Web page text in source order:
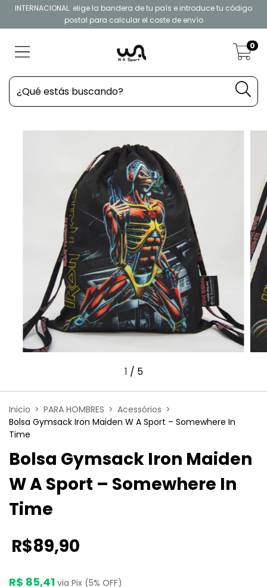
INTERNACIONAL: elige la bandera de tu país e introduce tu código
postal para calcular el coste de envío
0
1 / 5
Inicio > PARA HOMBRES > Acessórios >
Bolsa Gymsack Iron Maiden W A Sport – Somewhere In
Time
Bolsa Gymsack Iron Maiden
W A Sport – Somewhere In
Time
R$89,90
R$ 85,41 via Pix (5% OFF)